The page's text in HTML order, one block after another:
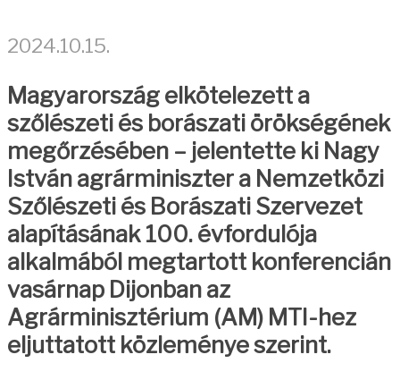
2024.10.15.
Magyarország elkötelezett a
szőlészeti és borászati örökségének
megőrzésében – jelentette ki Nagy
István agrárminiszter a Nemzetközi
Szőlészeti és Borászati Szervezet
alapításának 100. évfordulója
alkalmából megtartott konferencián
vasárnap Dijonban az
Agrárminisztérium (AM) MTI-hez
eljuttatott közleménye szerint.